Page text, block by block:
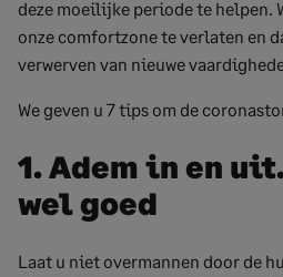
deze moeilijke periode te helpen.
onze comfortzone te verlaten en
verwerven van nieuwe
We geven u 7 tips om de
1. Adem in en
wel goed
Laat u niet overmannen door de